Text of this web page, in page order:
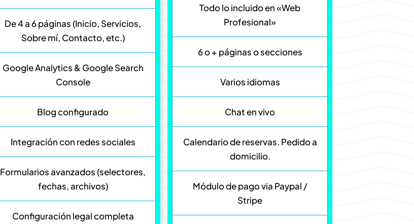
De 4 a 6 páginas (Inicio, Servicios,
Sobre mí, Contacto, etc.)
Google Analytics & Google Search
Console
Blog configurado
Integración con redes sociales
Formularios avanzados (selectores,
fechas, archivos)
Configuración legal completa
Todo lo incluido en «Web
Profesional»
6 o + páginas o secciones
Varios idiomas
Chat en vivo
Calendario de reservas. Pedido a
domicilio.
Módulo de pago via Paypal /
Stripe